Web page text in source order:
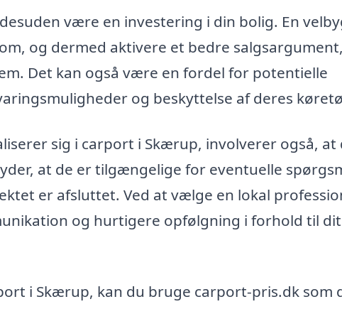
være en investering i din bolig. En
og dermed aktivere et bedre
Det kan også være en fordel for potentielle
og beskyttelse af deres
sig i carport i Skærup, involverer også, at
at de er tilgængelige for eventuelle
er afsluttet. Ved at vælge en lokal
og hurtigere opfølgning i forhold til dit
i Skærup, kan du bruge carport-pris.dk som